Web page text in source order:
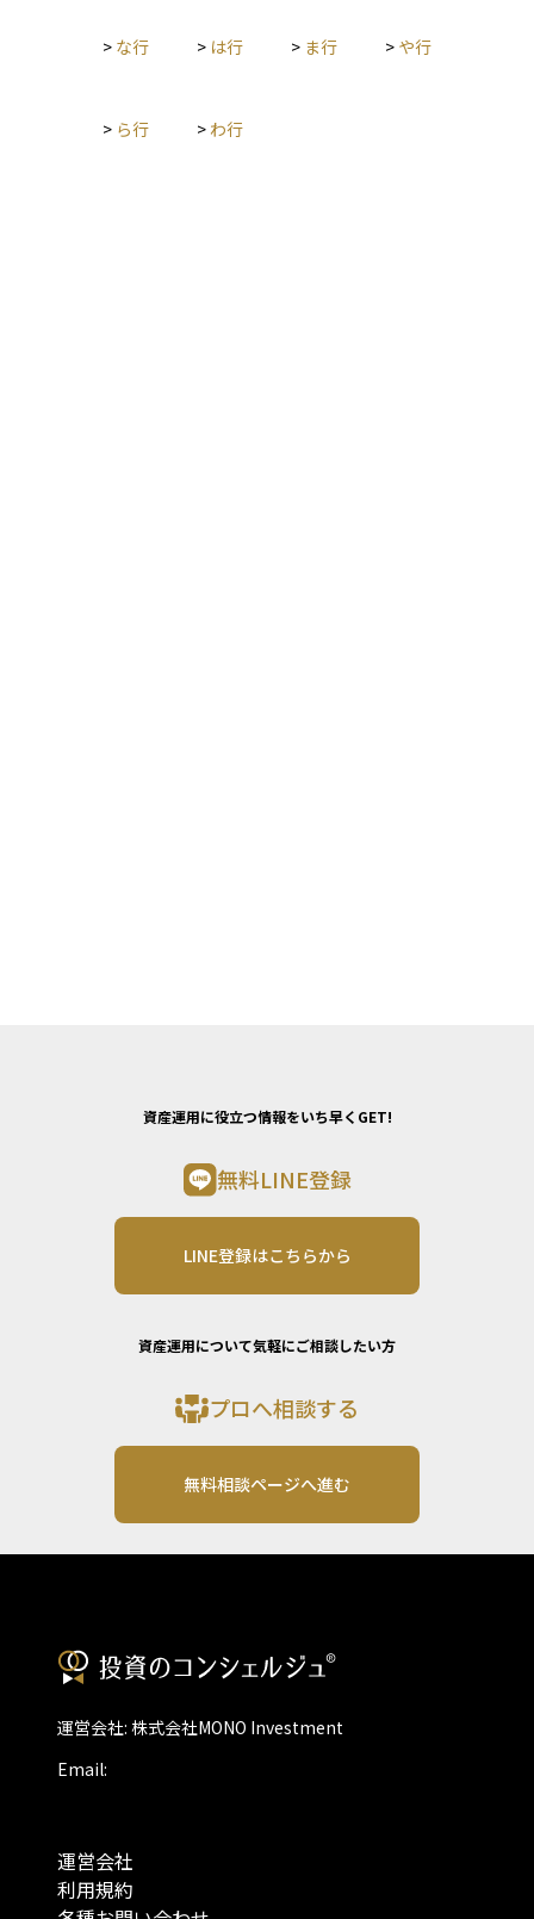
> な行 > は行 > ま行 > や行
> ら行 > わ行
資産運用に役立つ情報をいち早くGET!
無料LINE登録
LINE登録はこちらから
資産運用について気軽にご相談したい方
プロへ相談する
無料相談ページへ進む
運営会社: 株式会社MONO Investment
Email:
運営会社
利用規約